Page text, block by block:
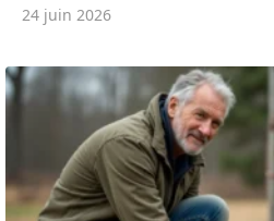
24 juin 2026